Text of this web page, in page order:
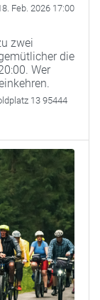
Feb. 2026 17:00
zwei
die
Wer
13 95444